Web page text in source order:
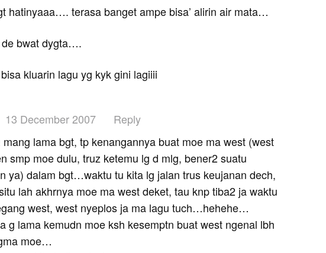
hatinyaaa…. terasa banget ampe bisa’ alirin air mata…
bwat dygta….
kluarin lagu yg kyk gini lagiiii
13 December 2007
Reply
mang lama bgt, tp kenangannya buat moe ma west (west
smp moe dulu, truz ketemu lg d mlg, bener2 suatu
ya) dalam bgt…waktu tu kita lg jalan trus keujanan dech,
lah akhrnya moe ma west deket, tau knp tiba2 ja waktu
west, west nyeplos ja ma lagu tuch…hehehe…
g lama kemudn moe ksh kesemptn buat west ngenal lbh
moe…